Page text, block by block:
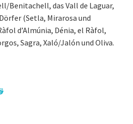
Benitachell, das Vall de Laguar,
(Setla, Mirarosa und
d’Almúnia, Dénia, el Ràfol,
Sagra, Xaló/Jalón und Oliva.